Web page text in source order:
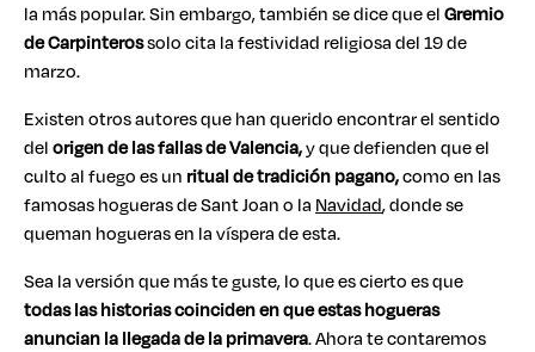
la más popular. Sin embargo, también se dice que elGremio
de Carpinterossolo cita la festividad religiosa del 19 de
marzo.
Existen otros autores que han querido encontrar el sentido
delorigen de las fallas de Valencia,y que defienden que el
culto al fuego es un ritual de tradición pagano,como en las
famosas hogueras de Sant Joan o la Navidad, donde se
queman hogueras en la víspera de esta.
Sea la versión que más te guste, lo que es cierto es que
todas las historias coinciden en que estas hogueras
anuncian lallegada de la primavera. Ahora te contaremos